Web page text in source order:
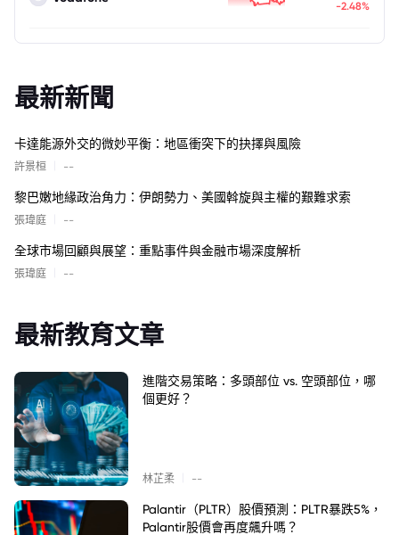
-2.48%
最新新聞
卡達能源外交的微妙平衡：地區衝突下的抉擇與風險
許景桓 --
黎巴嫩地緣政治角力：伊朗勢力、美國斡旋與主權的艱難求索
張瑋庭 --
全球市場回顧與展望：重點事件與金融市場深度解析
張瑋庭 --
最新教育文章
進階交易策略：多頭部位 vs. 空頭部位，哪
個更好？
林芷柔 --
Palantir（PLTR）股價預測：PLTR暴跌5%，
Palantir股價會再度飆升嗎？